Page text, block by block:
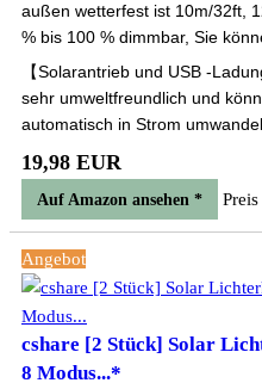
außen wetterfest ist 10m/32ft,
% bis 100 % dimmbar, Sie
【Solarantrieb und USB -
sehr umweltfreundlich und
automatisch in Strom
19,98 EUR
Auf Amazon ansehen *
Angebot
cshare [2 Stück] Solar
8 Modus...*